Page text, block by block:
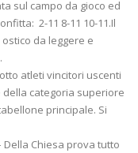
sul campo da gioco ed
2-11 8-11 10-11.Il
da leggere e
atleti vincitori uscenti
categoria superiore
principale. Si
Chiesa prova tutto